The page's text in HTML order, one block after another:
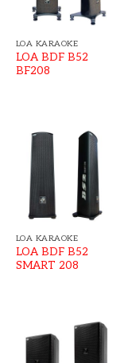
LOA KARAOKE
LOA BDF B52
BF208
LOA KARAOKE
LOA BDF B52
SMART 208